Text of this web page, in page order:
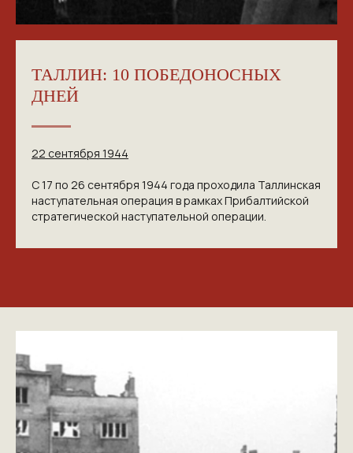
ТАЛЛИН: 10 ПОБЕДОНОСНЫХ
ДНЕЙ
22 сентября 1944
С 17 по 26 сентября 1944 года проходила Таллинская
наступательная операция в рамках Прибалтийской
стратегической наступательной операции.